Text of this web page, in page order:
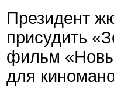
Президент
присудить
фильм
для